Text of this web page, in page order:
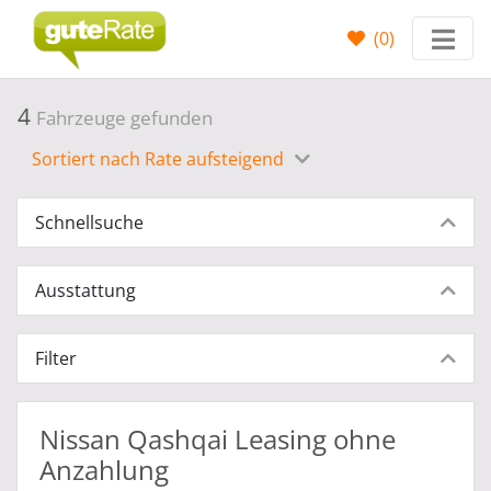
(0)
4 Fahrzeuge gefunden
Sortiert nach Rate aufsteigend
Schnellsuche
Ausstattung
Filter
Nissan Qashqai Leasing ohne
Anzahlung